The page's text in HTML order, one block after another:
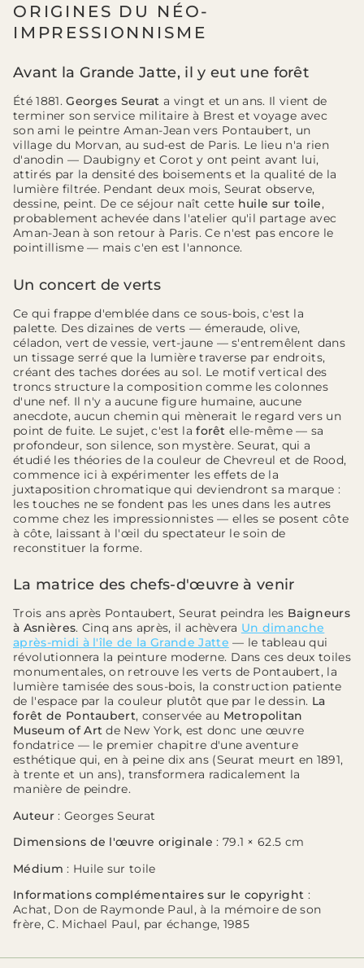
ORIGINES DU NÉO-
IMPRESSIONNISME
Avant la Grande Jatte, il y eut une forêt
Été 1881.Georges Seurat a vingt et un ans. Il vient de
terminer son service militaire à Brest et voyage avec
son ami le peintre Aman-Jean vers Pontaubert, un
village du Morvan, au sud-est de Paris. Le lieu n'a rien
d'anodin — Daubigny et Corot y ont peint avant lui,
attirés par la densité des boisements et la qualité de la
lumière filtrée. Pendant deux mois, Seurat observe,
dessine, peint. De ce séjour naît cette huile sur toile,
probablement achevée dans l'atelier qu'il partage avec
Aman-Jean à son retour à Paris. Ce n'est pas encore le
pointillisme — mais c'en est l'annonce.
Un concert de verts
Ce qui frappe d'emblée dans ce sous-bois, c'est la
palette. Des dizaines de verts — émeraude, olive,
céladon, vert de vessie, vert-jaune — s'entremêlent dans
un tissage serré que la lumière traverse par endroits,
créant des taches dorées au sol. Le motif vertical des
troncs structure la composition comme les colonnes
d'une nef. Il n'y a aucune figure humaine, aucune
anecdote, aucun chemin qui mènerait le regard vers un
point de fuite. Le sujet, c'est laforêt elle-même — sa
profondeur, son silence, son mystère. Seurat, qui a
étudié les théories de la couleur de Chevreul et de Rood,
commence ici à expérimenter les effets de la
juxtaposition chromatique qui deviendront sa marque :
les touches ne se fondent pas les unes dans les autres
comme chez les impressionnistes — elles se posent côte
à côte, laissant à l'œil du spectateur le soin de
reconstituer la forme.
La matrice des chefs-d'œuvre à venir
Trois ans après Pontaubert, Seurat peindra les Baigneurs
à Asnières. Cinq ans après, il achèvera Un dimanche
après-midi à l'île de la Grande Jatte — le tableau qui
révolutionnera la peinture moderne. Dans ces deux toiles
monumentales, on retrouve les verts de Pontaubert, la
lumière tamisée des sous-bois, la construction patiente
de l'espace par la couleur plutôt que par le dessin. La
forêt de Pontaubert, conservée au Metropolitan
Museum of Art de New York, est donc une œuvre
fondatrice — le premier chapitre d'une aventure
esthétique qui, en à peine dix ans (Seurat meurt en 1891,
à trente et un ans), transformera radicalement la
manière de peindre.
Auteur: Georges Seurat
Dimensions de l'œuvre originale : 79.1 × 62.5 cm
Médium : Huile sur toile
Informations complémentaires sur le copyright :
Achat, Don de Raymonde Paul, à la mémoire de son
frère, C. Michael Paul, par échange, 1985